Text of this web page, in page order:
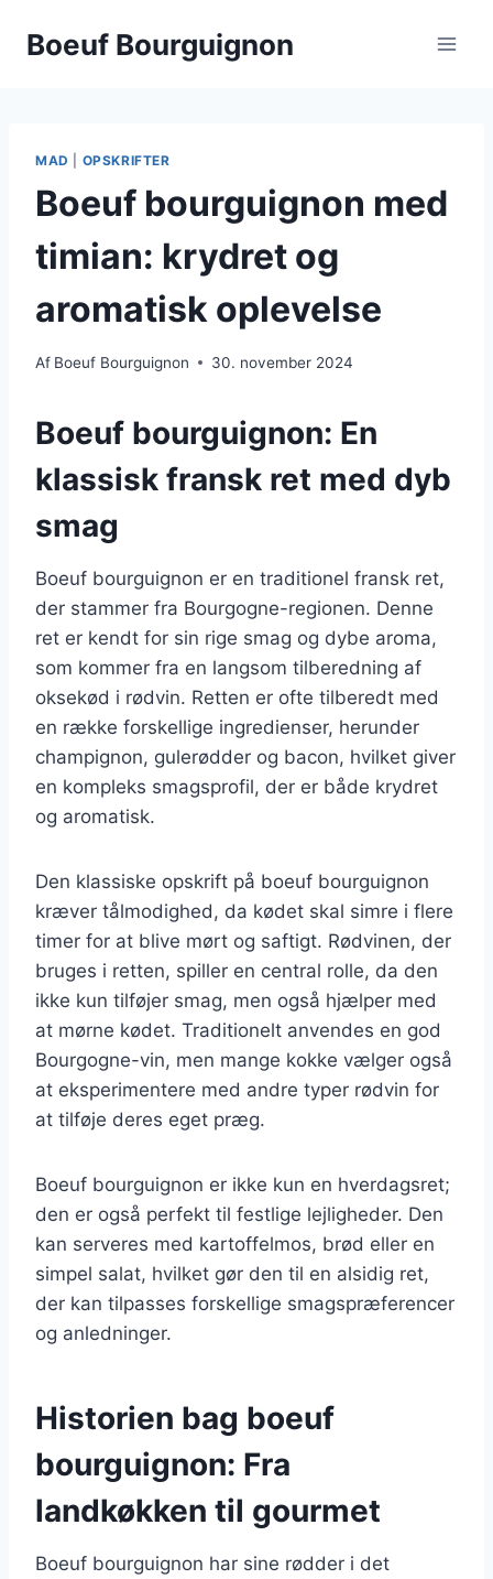
Boeuf Bourguignon
MAD OPSKRIFTER
Boeuf bourguignon med
timian: krydret og
aromatisk oplevelse
Af Boeuf Bourguignon 30. november 2024
Boeuf bourguignon: En
klassisk fransk ret med dyb
smag
Boeuf bourguignon er en traditionel fransk ret,
der stammer fra Bourgogne-regionen. Denne
ret er kendt for sin rige smag og dybe aroma,
som kommer fra en langsom tilberedning af
oksekød i rødvin. Retten er ofte tilberedt med
en række forskellige ingredienser, herunder
champignon, gulerødder og bacon, hvilket giver
en kompleks smagsprofil, der er både krydret
og aromatisk.
Den klassiske opskrift på boeuf bourguignon
kræver tålmodighed, da kødet skal simre i flere
timer for at blive mørt og saftigt. Rødvinen, der
bruges i retten, spiller en central rolle, da den
ikke kun tilføjer smag, men også hjælper med
at mørne kødet. Traditionelt anvendes en god
Bourgogne-vin, men mange kokke vælger også
at eksperimentere med andre typer rødvin for
at tilføje deres eget præg.
Boeuf bourguignon er ikke kun en hverdagsret;
den er også perfekt til festlige lejligheder. Den
kan serveres med kartoffelmos, brød eller en
simpel salat, hvilket gør den til en alsidig ret,
der kan tilpasses forskellige smagspræferencer
og anledninger.
Historien bag boeuf
bourguignon: Fra
landkøkken til gourmet
Boeuf bourguignon har sine rødder i det